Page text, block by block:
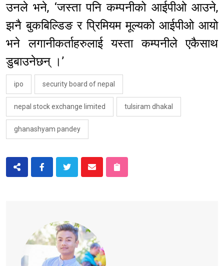
उनले भने, ‘जस्ता पनि कम्पनीको आईपीओ आउने,
झनै बुकबिल्डिङ र प्रिमियम मूल्यको आईपीओ आयो
भने लगानीकर्ताहरुलाई यस्ता कम्पनीले एकैसाथ
डुबाउनेछन् ।’
ipo security board of nepal
nepal stock exchange limited tulsiram dhakal
ghanashyam pandey